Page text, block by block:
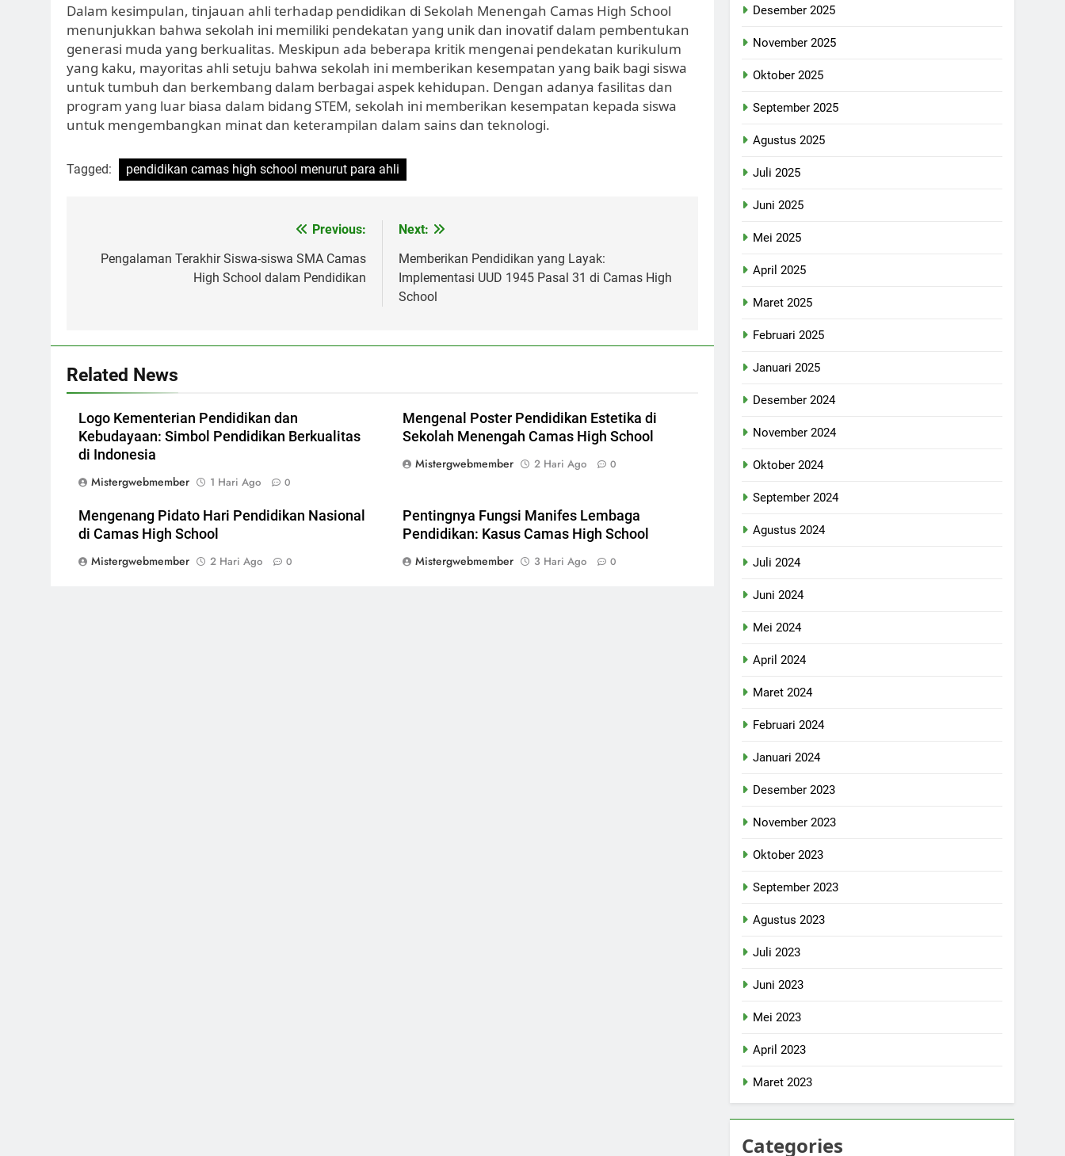
Dalam kesimpulan, tinjauan ahli terhadap pendidikan di Sekolah Menengah Camas High School
menunjukkan bahwa sekolah ini memiliki pendekatan yang unik dan inovatif dalam pembentukan
generasi muda yang berkualitas. Meskipun ada beberapa kritik mengenai pendekatan kurikulum
yang kaku, mayoritas ahli setuju bahwa sekolah ini memberikan kesempatan yang baik bagi siswa
untuk tumbuh dan berkembang dalam berbagai aspek kehidupan. Dengan adanya fasilitas dan
program yang luar biasa dalam bidang STEM, sekolah ini memberikan kesempatan kepada siswa
untuk mengembangkan minat dan keterampilan dalam sains dan teknologi.
Tagged: pendidikan camas high school menurut para ahli
pos
Previous:
Pengalaman Terakhir Siswa-siswa SMA Camas
High School dalam Pendidikan
Next:
Memberikan Pendidikan yang Layak:
Implementasi UUD 1945 Pasal 31 di Camas High
School
Related News
Logo Kementerian Pendidikan dan
Kebudayaan: Simbol Pendidikan Berkualitas
di Indonesia
Mistergwebmember
1 Hari Ago 0
Mengenal Poster Pendidikan Estetika di
Sekolah Menengah Camas High School
Mistergwebmember
2 Hari Ago 0
Mengenang Pidato Hari Pendidikan Nasional
di Camas High School
Mistergwebmember
2 Hari Ago 0
Pentingnya Fungsi Manifes Lembaga
Pendidikan: Kasus Camas High School
Mistergwebmember
3 Hari Ago 0
Desember 2025
November 2025
Oktober 2025
September 2025
Agustus 2025
Juli 2025
Juni 2025
Mei 2025
April 2025
Maret 2025
Februari 2025
Januari 2025
Desember 2024
November 2024
Oktober 2024
September 2024
Agustus 2024
Juli 2024
Juni 2024
Mei 2024
April 2024
Maret 2024
Februari 2024
Januari 2024
Desember 2023
November 2023
Oktober 2023
September 2023
Agustus 2023
Juli 2023
Juni 2023
Mei 2023
April 2023
Maret 2023
Categories